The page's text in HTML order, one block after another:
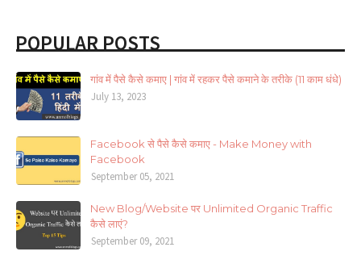
POPULAR POSTS
गांव में पैसे कैसे कमाए | गांव में रहकर पैसे कमाने के तरीके (11 काम धंधे)
July 13, 2023
Facebook से पैसे कैसे कमाए - Make Money with
Facebook
September 05, 2021
New Blog/Website पर Unlimited Organic Traffic
कैसे लाएं?
September 09, 2021